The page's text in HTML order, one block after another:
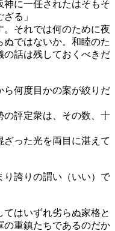
神に一任されたはそもそ
る」
。それでは何のために夜
ではないか。和睦のた
の話は残しておくべきだ
何度目かの案が絞りだ
評定衆は、その数、十
った光を両目に湛えて
誇りの謂い（いい）で
はいずれ劣らぬ家格と
の重鎮たちであるのだか